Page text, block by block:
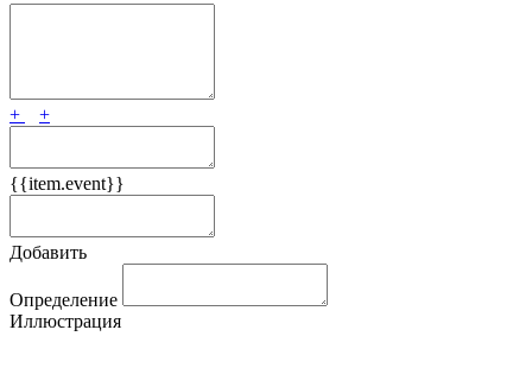
+ +
{{item.event}}
Добавить
Определение
Иллюстрация